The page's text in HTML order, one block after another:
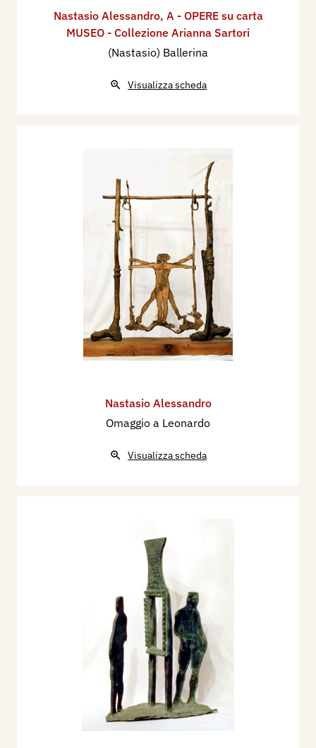
Nastasio Alessandro, A - OPERE su carta
MUSEO - Collezione Arianna Sartori
(Nastasio) Ballerina
Visualizza scheda
Nastasio Alessandro
Omaggio a Leonardo
Visualizza scheda